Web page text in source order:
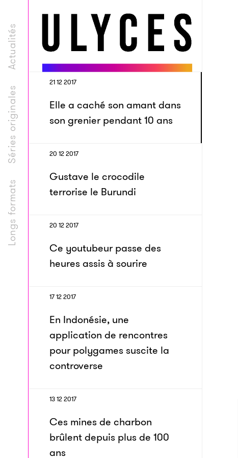
Longs formats
Séries originales
Actualités
21 12 2017
Elle a caché son amant dans
son grenier pendant 10 ans
20 12 2017
Gustave le crocodile
terrorise le Burundi
20 12 2017
Ce youtubeur passe des
heures assis à sourire
17 12 2017
En Indonésie, une
application de rencontres
pour polygames suscite la
controverse
13 12 2017
Ces mines de charbon
brûlent depuis plus de 100
ans